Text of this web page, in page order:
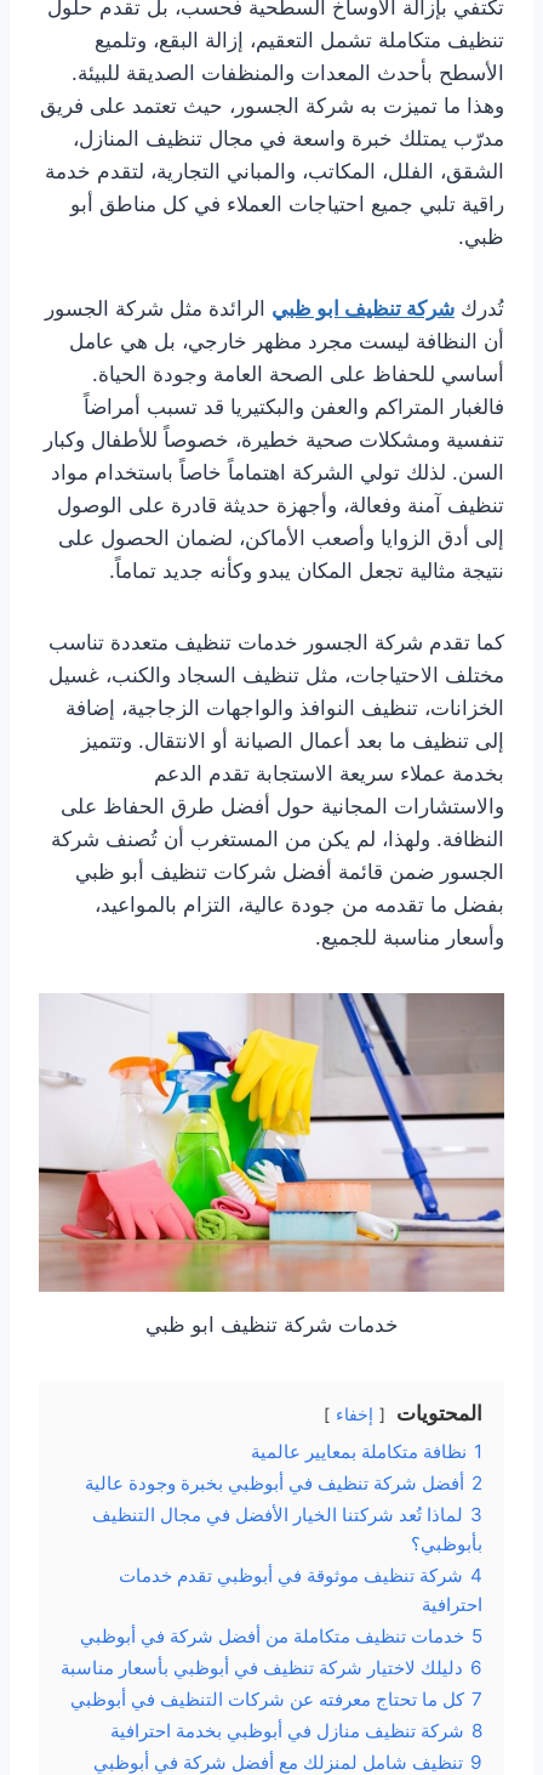
تكتفي بإزالة الأوساخ السطحية فحسب، بل تقدم حلول
تنظيف متكاملة تشمل التعقيم، إزالة البقع، وتلميع
الأسطح بأحدث المعدات والمنظفات الصديقة للبيئة.
وهذا ما تميزت به شركة الجسور، حيث تعتمد على فريق
مدرّب يمتلك خبرة واسعة في مجال تنظيف المنازل،
الشقق، الفلل، المكاتب، والمباني التجارية، لتقدم خدمة
راقية تلبي جميع احتياجات العملاء في كل مناطق أبو
ظبي.
تُدرك شركة تنظيف ابو ظبي الرائدة مثل شركة الجسور
أن النظافة ليست مجرد مظهر خارجي، بل هي عامل
أساسي للحفاظ على الصحة العامة وجودة الحياة.
فالغبار المتراكم والعفن والبكتيريا قد تسبب أمراضاً
تنفسية ومشكلات صحية خطيرة، خصوصاً للأطفال وكبار
السن. لذلك تولي الشركة اهتماماً خاصاً باستخدام مواد
تنظيف آمنة وفعالة، وأجهزة حديثة قادرة على الوصول
إلى أدق الزوايا وأصعب الأماكن، لضمان الحصول على
نتيجة مثالية تجعل المكان يبدو وكأنه جديد تماماً.
كما تقدم شركة الجسور خدمات تنظيف متعددة تناسب
مختلف الاحتياجات، مثل تنظيف السجاد والكنب، غسيل
الخزانات، تنظيف النوافذ والواجهات الزجاجية، إضافة
إلى تنظيف ما بعد أعمال الصيانة أو الانتقال. وتتميز
بخدمة عملاء سريعة الاستجابة تقدم الدعم
والاستشارات المجانية حول أفضل طرق الحفاظ على
النظافة. ولهذا، لم يكن من المستغرب أن تُصنف شركة
الجسور ضمن قائمة أفضل شركات تنظيف أبو ظبي
بفضل ما تقدمه من جودة عالية، التزام بالمواعيد،
وأسعار مناسبة للجميع.
خدمات شركة تنظيف ابو ظبي
المحتويات إخفاء
1 نظافة متكاملة بمعايير عالمية
2 أفضل شركة تنظيف في أبوظبي بخبرة وجودة عالية
3 لماذا تُعد شركتنا الخيار الأفضل في مجال التنظيف
بأبوظبي؟
4 شركة تنظيف موثوقة في أبوظبي تقدم خدمات
احترافية
5 خدمات تنظيف متكاملة من أفضل شركة في أبوظبي
6 دليلك لاختيار شركة تنظيف في أبوظبي بأسعار مناسبة
7 كل ما تحتاج معرفته عن شركات التنظيف في أبوظبي
8 شركة تنظيف منازل في أبوظبي بخدمة احترافية
9 تنظيف شامل لمنزلك مع أفضل شركة في أبوظبي